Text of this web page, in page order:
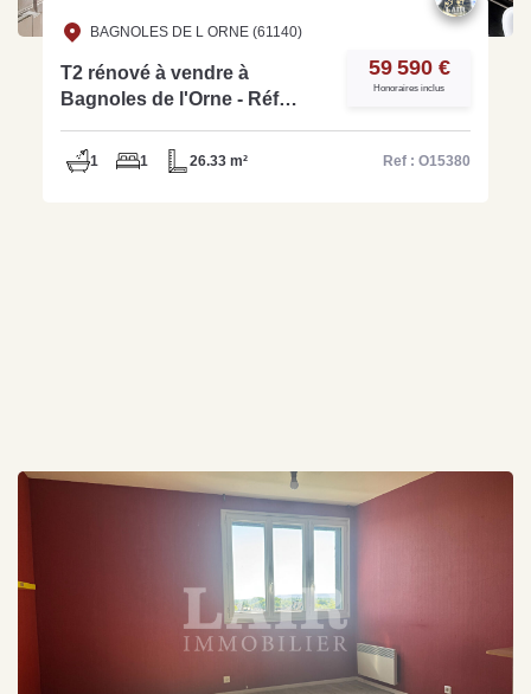
BAGNOLES DE L ORNE (61140)
T2 rénové à vendre à
Bagnoles de l'Orne - Réf
59 590 €
Honoraires inclus
1 1 26.33 m² Ref : O15380